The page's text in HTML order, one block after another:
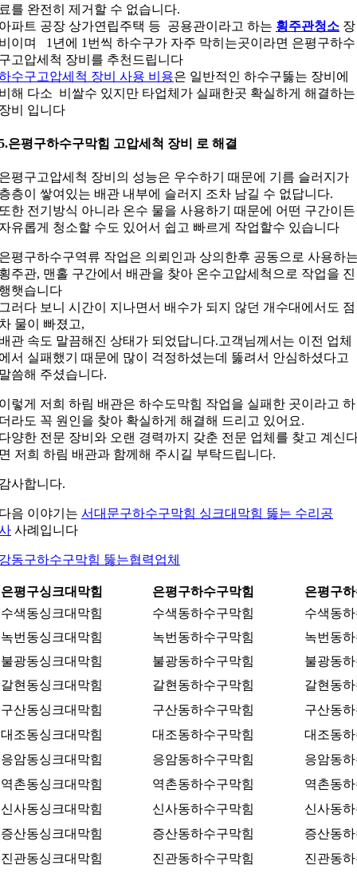
를 완전히 제거할 수 없습니다.
파트 공장 상가연립주택 등 공용관이라고 하는 횡주관청소 장
이며 1년에 1번씩 하수구가 자주 막히는곳이라면 은평구하수
고압세척 장비를 추천드립니다
수구고압세척 장비 사용 비용은 일반적인 하수구뚫는 장비에
해 다소 비쌀수 있지만 타업체가 실패한곳 확실하게 해결하는
비 입니다
은평구하수구막힘 고압세척 장비 로 해결
평구고압세척 장비의 성능은 우수하기 때문에 기름 슬러지가
층이 쌓여있는 배관 내부에 슬러지 조차 남길 수 없답니다.
한 전기방식 아니라 온수 물을 사용하기 때문에 어떤 구간이든
유롭게 청소할 수도 있어서 쉽고 빠르게 작업할수 있습니다
평구하수구역류 작업은 의뢰인과 상의한후 공동으로 사용하
주관, 맨홀 구간에서 배관을 찾아 온수고압세척으로 작업을 진
햇습니다
러다 보니 시간이 지나면서 배수가 되지 않던 개수대에서도 점
물이 빠졌고,
관 속도 말끔해진 상태가 되었답니다.고객님께서는 이전 업체
서 실패했기 때문에 많이 걱정하셨는데 뚫려서 안심하셨다고
씀해 주셨습니다.
렇게 저희 하림 배관은 하수도막힘 작업을 실패한 곳이라고 하
라도 꼭 원인을 찾아 확실하게 해결해 드리고 있어요.
양한 전문 장비와 오랜 경력까지 갖춘 전문 업체를 찾고 계신
저희 하림 배관과 함께해 주시길 부탁드립니다.
사합니다.
음 이야기는 서대문구하수구막힘 싱크대막힘 뚫는 수리공
사례입니다
동구하수구막힘 뚫는협력업체
은평구싱크대막힘 은평구하수구막힘
은평구
수색동싱크대막힘
수색동하수구막힘
수색동
녹번동싱크대막힘
녹번동하수구막힘
녹번동
불광동싱크대막힘
불광동하수구막힘
불광동
갈현동싱크대막힘
갈현동하수구막힘
갈현동
구산동싱크대막힘
구산동하수구막힘
구산동
대조동싱크대막힘
대조동하수구막힘
대조동
응암동싱크대막힘
응암동하수구막힘
응암동
역촌동싱크대막힘
역촌동하수구막힘
역촌동
신사동싱크대막힘
신사동하수구막힘
신사동
증산동싱크대막힘
증산동하수구막힘
증산동
진관동싱크대막힘
진관동하수구막힘 진관동